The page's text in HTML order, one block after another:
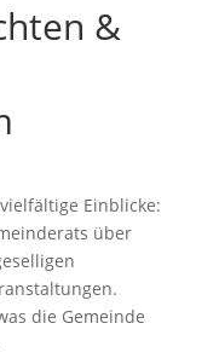
&
Einblicke:
über
die Gemeinde